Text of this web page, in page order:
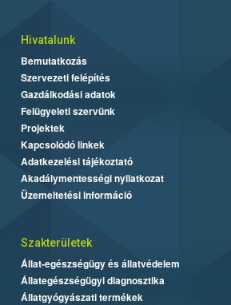
Hivatalunk
Bemutatkozás
Szervezeti felépítés
Gazdálkodási adatok
Felügyeleti szervünk
Projektek
Kapcsolódó linkek
Adatkezelési tájékoztató
Akadálymentességi nyilatkozat
Üzemeltetési információ
Szakterületek
Állat-egészségügy és állatvédelem
Állategészségügyi diagnosztika
Állatgyógyászati termékek